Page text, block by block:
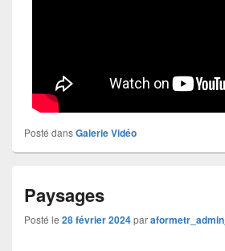
Posté dansGalerie Vidéo
Paysages
Posté le 28 février 2024paraformetr_admin_